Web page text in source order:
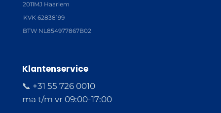
2011MJ Haarlem
KVK 62838199
BTW NL854977867B02
Klantenservice
📞 +31 55 726 0010
ma t/m vr 09:00-17:00